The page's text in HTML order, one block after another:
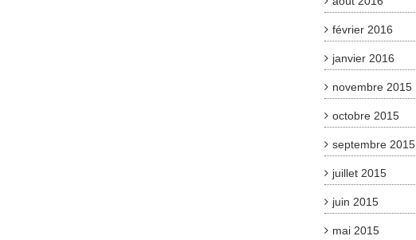
février 2016
janvier 2016
novembre 2015
octobre 2015
septembre 2015
juillet 2015
juin 2015
mai 2015